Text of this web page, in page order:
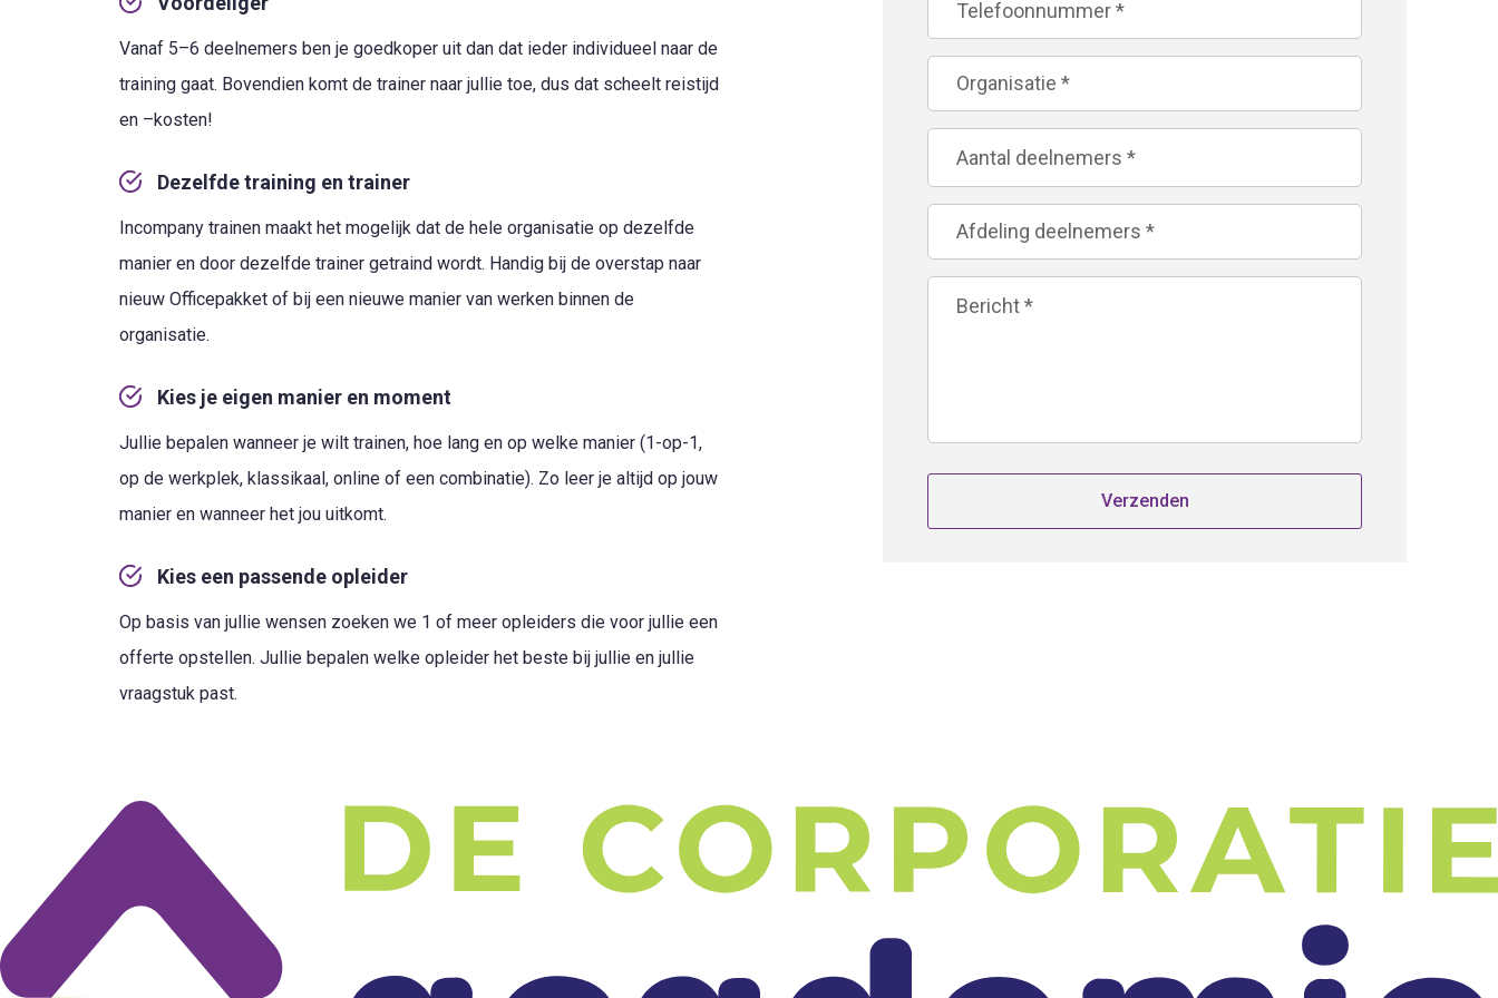
Vanaf 5–6 deelnemers ben je goedkoper uit dan dat ieder individueel naar de
training gaat. Bovendien komt de trainer naar jullie toe, dus dat scheelt reistijd
en –kosten!
Dezelfde training en trainer
Incompany trainen maakt het mogelijk dat de hele organisatie op dezelfde
manier en door dezelfde trainer getraind wordt. Handig bij de overstap naar
nieuw Officepakket of bij een nieuwe manier van werken binnen de
organisatie.
Kies je eigen manier en moment
Jullie bepalen wanneer je wilt trainen, hoe lang en op welke manier (1-op-1,
op de werkplek, klassikaal, online of een combinatie). Zo leer je altijd op jouw
manier en wanneer het jou uitkomt.
Kies een passende opleider
Op basis van jullie wensen zoeken we 1 of meer opleiders die voor jullie een
offerte opstellen. Jullie bepalen welke opleider het beste bij jullie en jullie
vraagstuk past.
Verzenden